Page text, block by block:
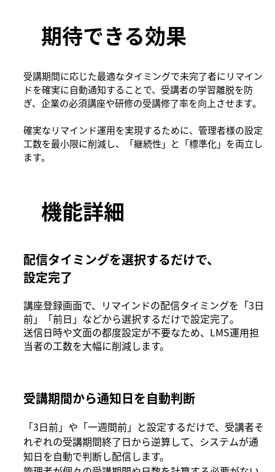
期待できる効果
受講期間に応じた最適なタイミングで未完了者にリマイン
ドを確実に自動通知することで、受講者の学習離脱を防
ぎ、企業の必須講座や研修の受講修了率を向上させます。
確実なリマインド運用を実現するために、管理者様の設定
工数を最小限に削減し、「継続性」と「標準化」を両立し
ます。
​機能詳細
配信タイミングを選択するだけで、
設定完了
講座登録画面で、リマインドの配信タイミングを「3日
前」「前日」などから選択するだけで設定完了。
送信日時や文面の都度設定が不要なため、LMS運用担
当者の工数を大幅に削減します。
受講期間から通知日を自動判断
「3日前」や「一週間前」と設定するだけで、受講者そ
れぞれの受講期間終了日から逆算して、システムが通
知日を自動で判断し配信します。